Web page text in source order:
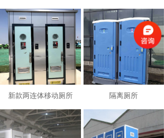
新款两连体移动厕所 隔离厕所